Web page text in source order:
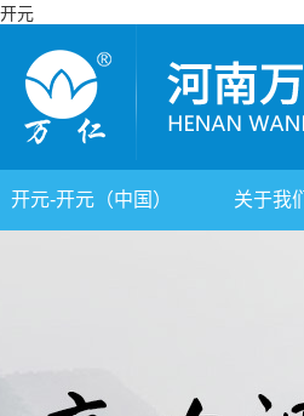
开元
开元-开元（中国） 关于我们